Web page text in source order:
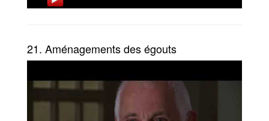
21. Aménagements des égouts